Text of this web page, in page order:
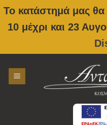
Το κατάστημά μας θα
10 μέχρι και 23
content